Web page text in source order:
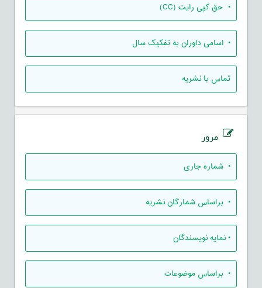
• حق کپی رایت (CC)
• اسامی داوران به تفکیک سال
تماس با نشریه
مرور
• شماره جاری
• براساس شمارگان نشریه
•نمایه نویسندگان
• براساس موضوعات